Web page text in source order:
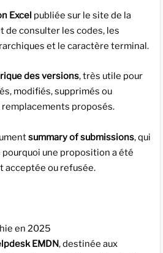
Excel publiée sur le site de la
de consulter les codes, les
et le caractère terminal.
des versions, très utile pour
modifiés, supprimés ou
proposés.
summary of submissions, qui
une proposition a été
acceptée ou refusée.
en 2025
EMDN, destinée aux